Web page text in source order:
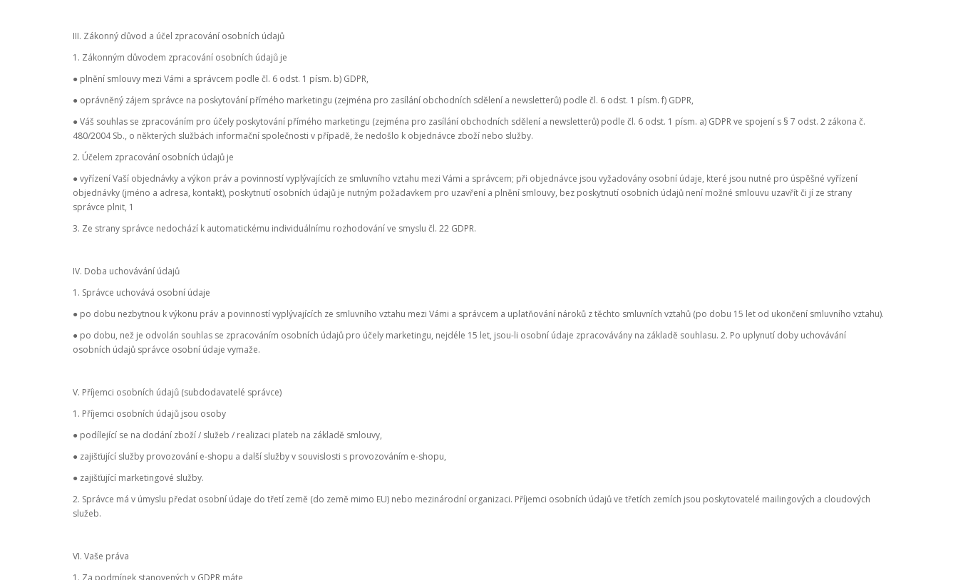
III. Zákonný důvod a účel zpracování osobních údajů
1. Zákonným důvodem zpracování osobních údajů je
● plnění smlouvy mezi Vámi a správcem podle čl. 6 odst. 1 písm. b) GDPR,
● oprávněný zájem správce na poskytování přímého marketingu (zejména pro zasílání obchodních sdělení a newsletterů) podle čl. 6 odst. 1 písm. f) GDPR,
● Váš souhlas se zpracováním pro účely poskytování přímého marketingu (zejména pro zasílání obchodních sdělení a newsletterů) podle čl. 6 odst. 1 písm. a) GDPR ve spojení s § 7 odst. 2 zákona č.
480/2004 Sb., o některých službách informační společnosti v případě, že nedošlo k objednávce zboží nebo služby.
2. Účelem zpracování osobních údajů je
● vyřízení Vaší objednávky a výkon práv a povinností vyplývajících ze smluvního vztahu mezi Vámi a správcem; při objednávce jsou vyžadovány osobní údaje, které jsou nutné pro úspěšné vyřízení
objednávky (jméno a adresa, kontakt), poskytnutí osobních údajů je nutným požadavkem pro uzavření a plnění smlouvy, bez poskytnutí osobních údajů není možné smlouvu uzavřít či jí ze strany
správce plnit, 1
3. Ze strany správce nedochází k automatickému individuálnímu rozhodování ve smyslu čl. 22 GDPR.
IV. Doba uchovávání údajů
1. Správce uchovává osobní údaje
● po dobu nezbytnou k výkonu práv a povinností vyplývajících ze smluvního vztahu mezi Vámi a správcem a uplatňování nároků z těchto smluvních vztahů (po dobu 15 let od ukončení smluvního vztahu).
● po dobu, než je odvolán souhlas se zpracováním osobních údajů pro účely marketingu, nejdéle 15 let, jsou-li osobní údaje zpracovávány na základě souhlasu. 2. Po uplynutí doby uchovávání
osobních údajů správce osobní údaje vymaže.
V. Příjemci osobních údajů (subdodavatelé správce)
1. Příjemci osobních údajů jsou osoby
● podílející se na dodání zboží / služeb / realizaci plateb na základě smlouvy,
● zajišťující služby provozování e-shopu a další služby v souvislosti s provozováním e-shopu,
● zajišťující marketingové služby.
2. Správce má v úmyslu předat osobní údaje do třetí země (do země mimo EU) nebo mezinárodní organizaci. Příjemci osobních údajů ve třetích zemích jsou poskytovatelé mailingových a cloudových
služeb.
VI. Vaše práva
1. Za podmínek stanovených v GDPR máte